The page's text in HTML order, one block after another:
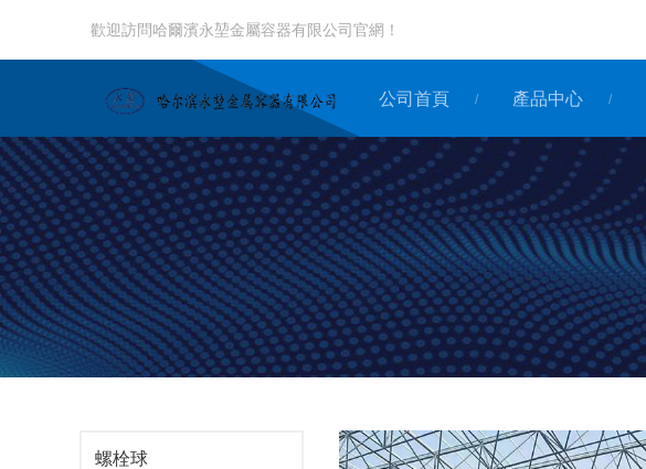
歡迎訪問哈爾濱永堃金屬容器有限公司官網！
公司首頁 / 產品中心 /
螺栓球